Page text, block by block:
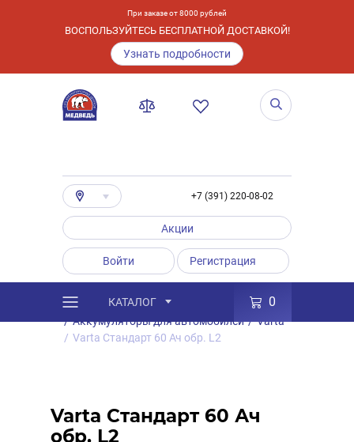
При заказе от 8000 рублей
ВОСПОЛЬЗУЙТЕСЬ БЕСПЛАТНОЙ ДОСТАВКОЙ!
Узнать подробности
+7 (391) 220-08-02
Акции
Войти Регистрация
КАТАЛОГ 0
Каталог / Товары
Аккумуляторы
/ Аккумуляторы для автомобилей / Varta
/ Varta Стандарт 60 Ач обр. L2
Varta Стандарт 60 Ач
обр. L2